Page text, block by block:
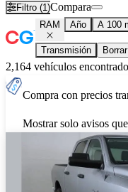
Filtro (1)Compara
RAM Año A 100
Transmisión
2,164 vehículos
Compra con precios
Mostrar solo avisos